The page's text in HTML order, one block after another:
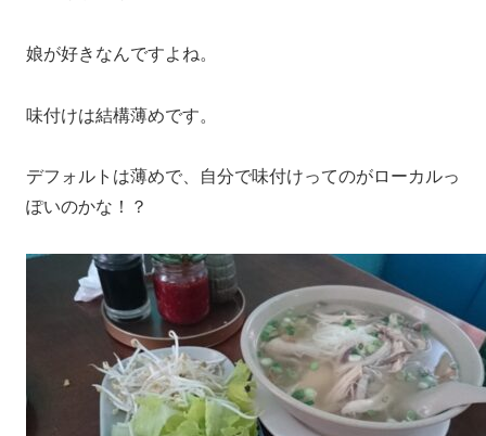
娘が好きなんですよね。
味付けは結構薄めです。
デフォルトは薄めで、自分で味付けってのがローカルっ
ぽいのかな！？